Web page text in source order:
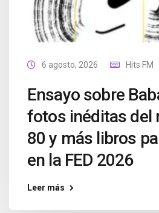
6 agosto, 2026 Hits FM
Ensayo sobre
fotos inéditas del
80 y más libros
en la FED 2026
Leer más